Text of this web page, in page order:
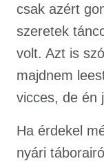
csak azért
szeretek
volt. Azt is
majdnem
vicces, de én
Ha érdekel
nyári